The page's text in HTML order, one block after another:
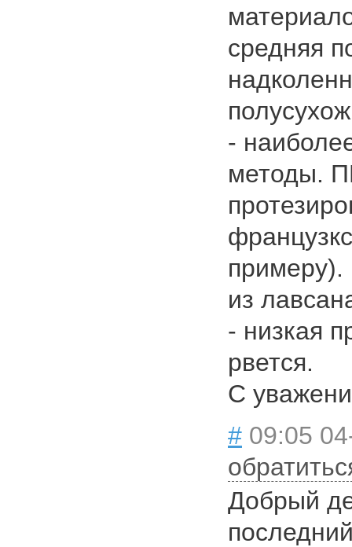
средняя
-
методы.
примеру).
из
- низкая
рвется.
С
# 09:05
Добрый